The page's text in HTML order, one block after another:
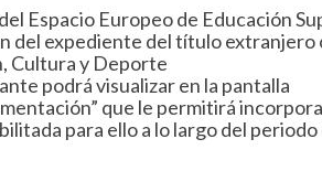
Espacio Europeo de Educación
del expediente del título extranjero
Cultura y Deporte
podrá visualizar en la pantalla
que le permitirá
para ello a lo largo del periodo